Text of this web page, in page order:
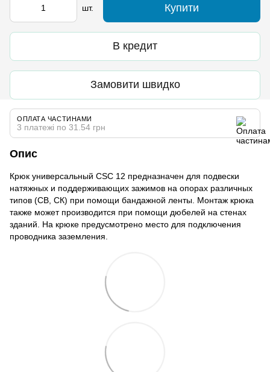
шт. Купити
В кредит
Замовити швидко
ОПЛАТА ЧАСТИНАМИ
3 платежі по 31.54 грн
Опис
Крюк универсальный CSC 12 предназначен для подвески
натяжных и поддерживающих зажимов на опорах различных
типов (СВ, СК) при помощи бандажной ленты. Монтаж крюка
также может производится при помощи дюбелей на стенах
зданий. На крюке предусмотрено место для подключения
проводника заземления.